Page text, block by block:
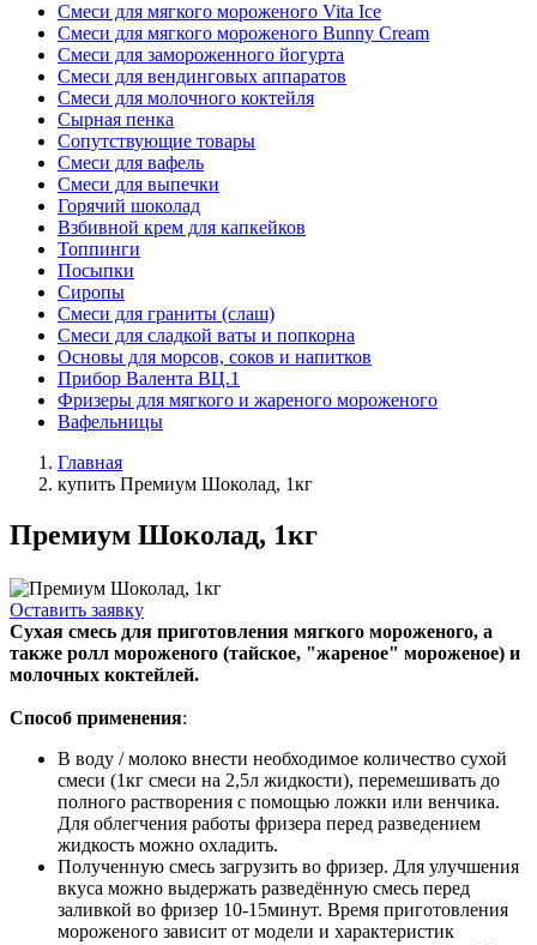
Смеси для мягкого мороженого Vita Ice
Смеси для мягкого мороженого Bunny Cream
Смеси для замороженного йогурта
Смеси для вендинговых аппаратов
Смеси для молочного коктейля
Сырная пенка
Сопутствующие товары
Смеси для вафель
Смеси для выпечки
Горячий шоколад
Взбивной крем для капкейков
Топпинги
Посыпки
Сиропы
Смеси для граниты (слаш)
Смеси для сладкой ваты и попкорна
Основы для морсов, соков и напитков
Прибор Валента ВЦ.1
Фризеры для мягкого и жареного мороженого
Вафельницы
Главная
купить Премиум Шоколад, 1кг
Премиум Шоколад, 1кг
Оставить заявку
Сухая смесь для приготовления мягкого мороженого, а
также ролл мороженого (тайское, "жареное" мороженое) и
молочных коктейлей.
Способ применения:
В воду / молоко внести необходимое количество сухой
смеси (1кг смеси на 2,5л жидкости), перемешивать до
полного растворения с помощью ложки или венчика.
Для облегчения работы фризера перед разведением
жидкость можно охладить.
Полученную смесь загрузить во фризер. Для улучшения
вкуса можно выдержать разведённую смесь перед
заливкой во фризер 10-15минут. Время приготовления
мороженого зависит от модели и характеристик